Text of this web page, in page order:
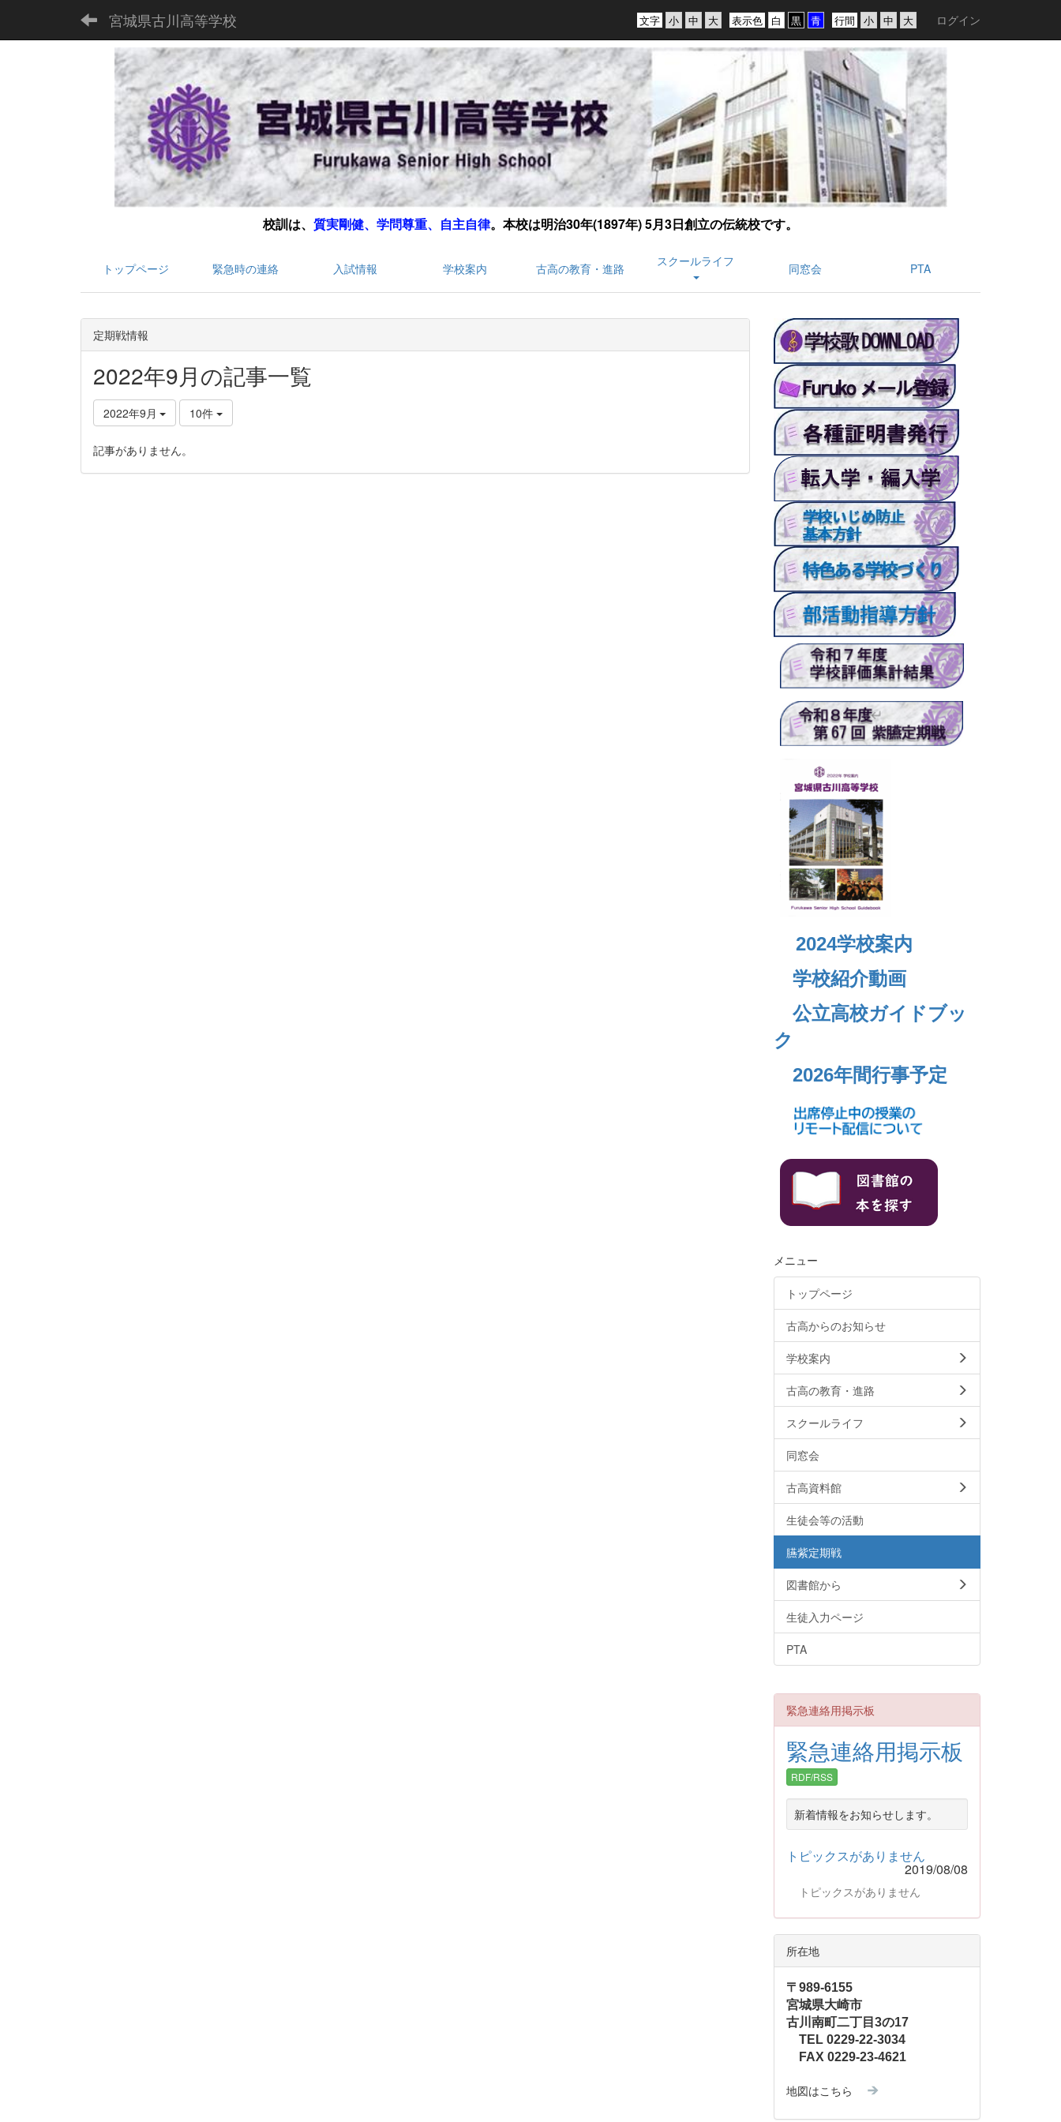
宮城県古川高等学校 行間
表示色
文字 ログイン
校訓は、 質実剛健、学問尊重、自主自律。 本校は明治30年(1897年) 5月3日創立の伝統校です。
トップページ 緊急時の連絡 入試情報 学校案内 古高の教育・進路 スクールライフ 同窓会 PTA
定期戦情報
2022年9月の記事一覧
2022年9月 10件
記事がありません。
2024学校案内
学校紹介動画
公立高校ガイドブッ
ク
2026年間行事予定
メニュー
トップページ
古高からのお知らせ
学校案内
古高の教育・進路
スクールライフ
同窓会
古高資料館
生徒会等の活動
臙紫定期戦
図書館から
生徒入力ページ
PTA
緊急連絡用掲示板
緊急連絡用掲示板
RDF/RSS
新着情報をお知らせします。
トピックスがありません
2019/08/08
トピックスがありません
所在地
〒989-6155
宮城県大崎市
古川南町二丁目3の17
TEL 0229-22-3034
FAX 0229-23-4621
地図はこちら